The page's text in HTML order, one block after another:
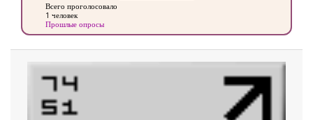
Всего проголосовало
1 человек
Прошлые опросы